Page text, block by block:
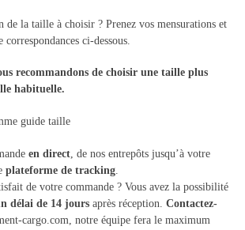
de la taille à choisir ? Prenez vos mensurations et
ci-dessous.
recommandons de choisir une taille plus
habituelle.
en direct, de nos entrepôts jusqu’à votre
plateforme de tracking.
de votre commande ? Vous avez la possibilité
délai de 14 jours après réception. Contactez-
cargo.com, notre équipe fera le maximum